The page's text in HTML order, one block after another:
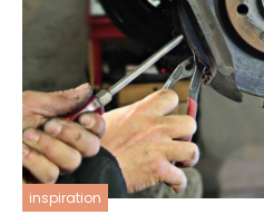
inspiration